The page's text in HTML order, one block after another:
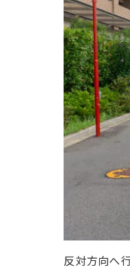
反対方向へ